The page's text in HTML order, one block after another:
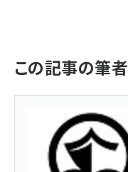
この記事の筆者